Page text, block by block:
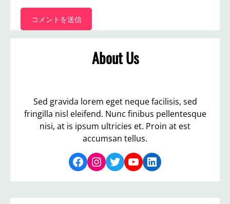
About Us
Sed gravida lorem eget neque facilisis, sed
fringilla nisl eleifend. Nunc finibus pellentesque
nisi, at is ipsum ultricies et. Proin at est
accumsan tellus.
Facebook Instagram Twitter YouTube LinkedIn